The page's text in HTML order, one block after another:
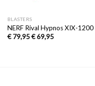
BLASTERS
NERF Rival Hypnos XIX-1200
€79,95 €69,95